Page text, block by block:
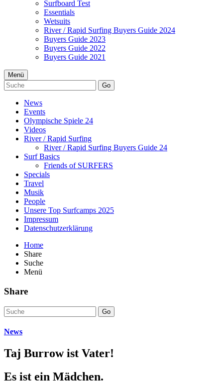
Surfboard Test
Essentials
Wetsuits
River / Rapid Surfing Buyers Guide 2024
Buyers Guide 2023
Buyers Guide 2022
Buyers Guide 2021
Menü
Go
News
Events
Olympische Spiele 24
Videos
River / Rapid Surfing
River / Rapid Surfing Buyers Guide 24
Surf Basics
Friends of SURFERS
Specials
Travel
Musik
People
Unsere Top Surfcamps 2025
Impressum
Datenschutzerklärung
Home
Share
Suche
Menü
Share
Go
News
Taj Burrow ist Vater!
Es ist ein Mädchen.